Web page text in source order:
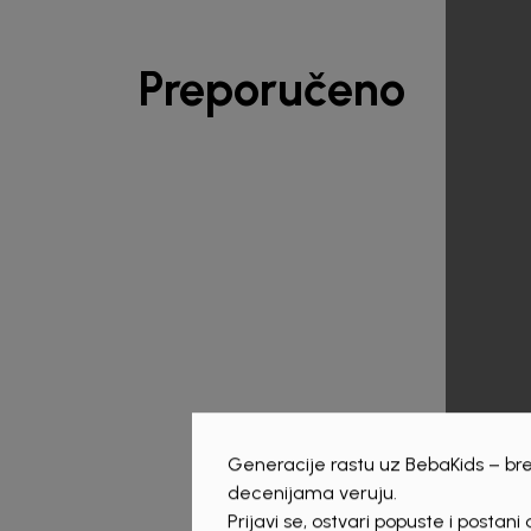
Preporučeno
Generacije rastu uz BebaKids –
decenijama veruju.